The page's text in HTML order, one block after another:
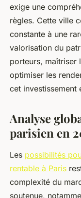
exige une
règles. Cette ville
constante à une
valorisation du
porteurs, maîtriser
optimiser les
cet investissement
Analyse
parisien en
Les possibilités
rentable à Paris
complexité du
soutenue,